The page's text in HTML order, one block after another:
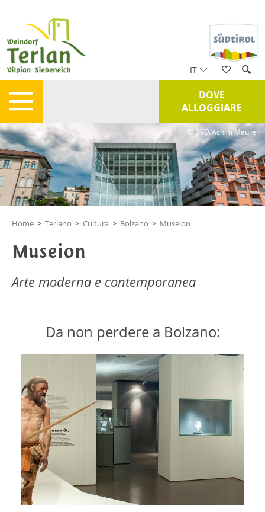
IT
DOVE
ALLOGGIARE
© BVD/Achim Meurer
Home > Terlano > Cultura > Bolzano > Museion
Museion
Arte moderna e contemporanea
Da non perdere a Bolzano: